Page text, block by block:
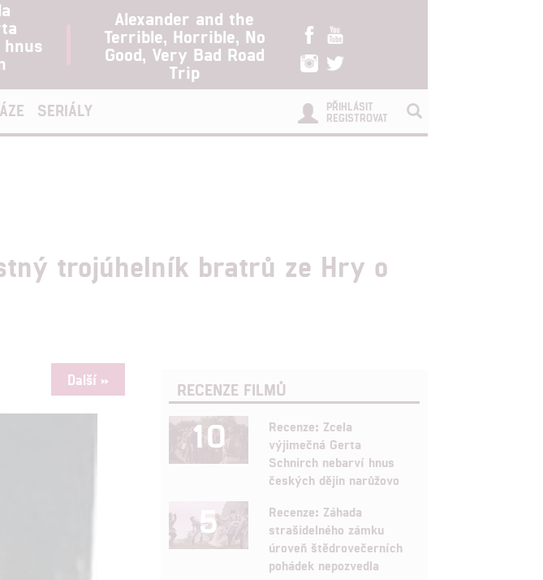
Alexander and the
Terrible, Horrible, No
Good, Very Bad Road
Trip
SERIÁLY
PŘIHLÁSIT
REGISTROVAT
trojúhelník bratrů ze Hry o
Další » RECENZE FILMŮ
10
Recenze: Zcela
výjimečná Gerta
Schnirch nebarví hnus
českých dějin narůžovo
5
Recenze: Záhada
strašidelného zámku
úroveň štědrovečerních
pohádek nepozvedla